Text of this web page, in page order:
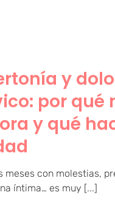
y
por qué
y qué
meses con molestias,
íntima… es muy [...]